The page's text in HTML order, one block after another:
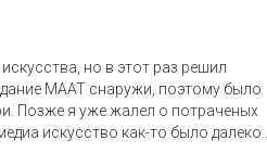
но в этот раз решил
МААТ снаружи, поэтому было
Позже я уже жалел о потраченых
искусство как-то было далеко …